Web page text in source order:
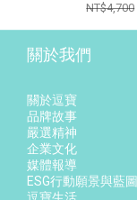
NT$4,700
關於我們
關於逗寶
品牌故事
嚴選精神
企業文化
媒體報導
ESG行動願景與藍圖